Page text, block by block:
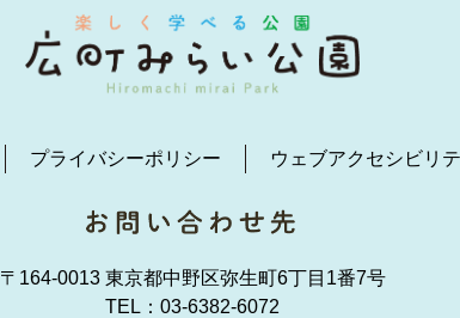
プライバシーポリシー ウェブアクセシビリ
〒164-0013 東京都中野区弥生町6丁目1番7号
TEL： 03-6382-6072